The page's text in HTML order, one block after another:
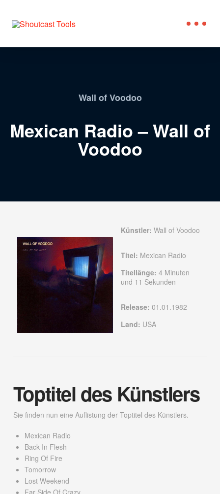
Wall of Voodoo
Mexican Radio – Wall of
Voodoo
Künstler: Wall of Voodoo
Titel: Mexican Radio
Titellänge: 4 Minuten
und 11 Sekunden
Release: 01.01.1982
Land: USA
Toptitel des Künstlers
Sie finden nun eine Auflistung der Toptitel des Künstlers.
Mexican Radio
Back In Flesh
Ring Of Fire
Tomorrow
Lost Weekend
Far Side Of Crazy